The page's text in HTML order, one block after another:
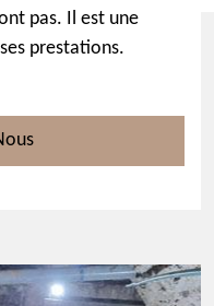
pas. Il est une
prestations.